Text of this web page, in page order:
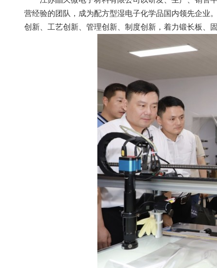
营经验的团队，成为配方型湿电子化学品国内领先企业
创新、工艺创新、管理创新、制度创新，着力锻长板、